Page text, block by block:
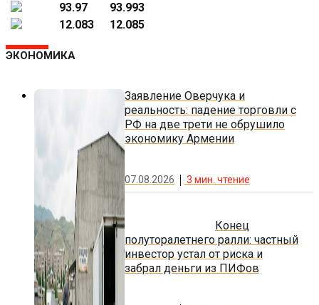
93.97
93.993
12.083
12.085
ЭКОНОМИКА
Заявление Оверчука и
реальность: падение торговли с
РФ на две трети не обрушило
экономику Армении
07.08.2026 3 мин. чтение
Конец
полуторалетнего ралли: частный
инвестор устал от риска и
забрал деньги из ПИФов